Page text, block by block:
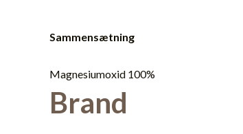
Sammensætning
Magnesiumoxid 100%
Brand